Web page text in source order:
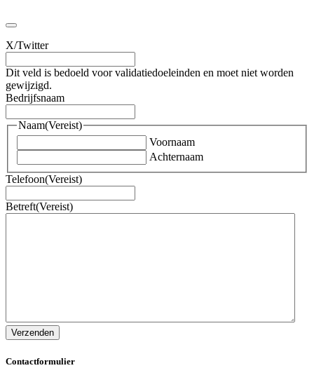
X/Twitter
Dit veld is bedoeld voor validatiedoeleinden en moet niet worden
gewijzigd.
Bedrijfsnaam
Naam(Vereist)
Voornaam
Achternaam
Telefoon(Vereist)
Betreft(Vereist)
Verzenden
Contactformulier